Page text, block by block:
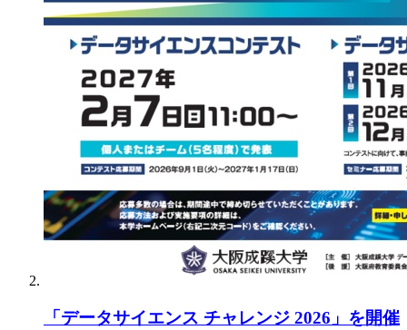
「データサイエンス チャレンジ 2026」を開催